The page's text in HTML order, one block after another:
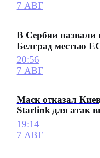
7 АВГ
В Сербии назвали
Белград местью
20:56
7 АВГ
Маск отказал
Starlink для атак
19:14
7 АВГ